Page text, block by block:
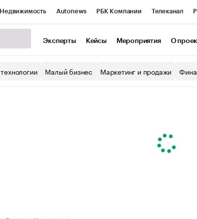
Недвижимость Autonews РБК Компании Телеканал
Экономика Бизнес
Эксперты Кейсы Мероприятия О
Малый бизнес Маркетинг и продажи